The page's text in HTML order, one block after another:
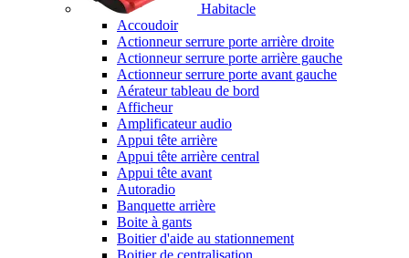
Habitacle
Accoudoir
Actionneur serrure porte arrière droite
Actionneur serrure porte arrière gauche
Actionneur serrure porte avant gauche
Aérateur tableau de bord
Afficheur
Amplificateur audio
Appui tête arrière
Appui tête arrière central
Appui tête avant
Autoradio
Banquette arrière
Boite à gants
Boitier d'aide au stationnement
Boitier de centralisation